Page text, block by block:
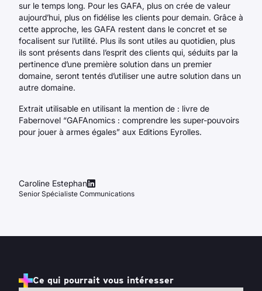
sur le temps long. Pour les GAFA, plus on crée de valeur
aujourd’hui, plus on fidélise les clients pour demain. Grâce à
cette approche, les GAFA restent dans le concret et se
focalisent sur l’utilité. Plus ils sont utiles au quotidien, plus
ils sont présents dans l’esprit des clients qui, séduits par la
pertinence d’une première solution dans un premier
domaine, seront tentés d’utiliser une autre solution dans un
autre domaine.
Extrait utilisable en utilisant la mention de : livre de
Fabernovel “GAFAnomics : comprendre les super-pouvoirs
pour jouer à armes égales” aux Editions Eyrolles.
Caroline Estephan
Senior Spécialiste Communications
Ce qui pourrait vous intéresser